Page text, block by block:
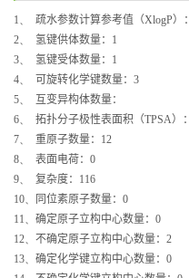
1、 疏水参数计算参考值（XlogP）：
2、
氢键供体数量： 1
3、
氢键受体数量： 1
4、
可旋转化学键数量： 3
5、
互变异构体数量：
6、
拓扑分子极性表面积（TPSA）：
7、
重原子数量： 12
8、
表面电荷： 0
9、
复杂度： 116
10、
同位素原子数量： 0
11、 确定原子立构中心数量： 0
12、 不确定原子立构中心数量： 2
13、 确定化学键立构中心数量： 0